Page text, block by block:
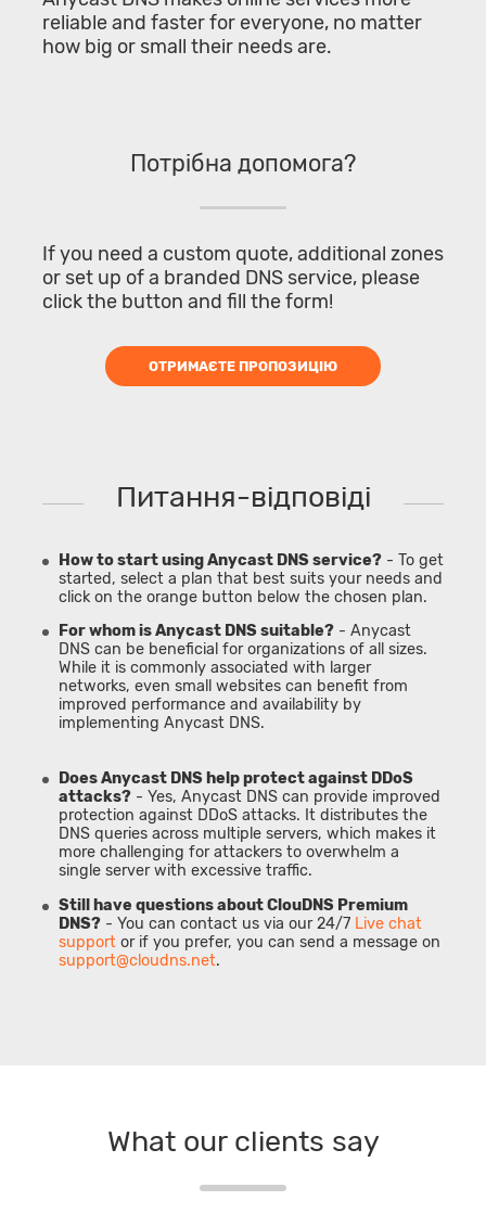
reliable and faster for everyone, no matter
how big or small their needs are.
Потрібна допомога?
If you need a custom quote, additional zones
or set up of a branded DNS service, please
click the button and fill the form!
ОТРИМАЄТЕ ПРОПОЗИЦІЮ
Питання-відповіді
How to start using Anycast DNS service? - To get
started, select a plan that best suits your needs and
click on the orange button below the chosen plan.
For whom is Anycast DNS suitable? - Anycast
DNS can be beneficial for organizations of all sizes.
While it is commonly associated with larger
networks, even small websites can benefit from
improved performance and availability by
implementing Anycast DNS.
Does Anycast DNS help protect against DDoS
attacks? - Yes, Anycast DNS can provide improved
protection against DDoS attacks. It distributes the
DNS queries across multiple servers, which makes it
more challenging for attackers to overwhelm a
single server with excessive traffic.
Still have questions about ClouDNS Premium
DNS? - You can contact us via our 24/7 Live chat
support or if you prefer, you can send a message on
support@cloudns.net.
What our clients say